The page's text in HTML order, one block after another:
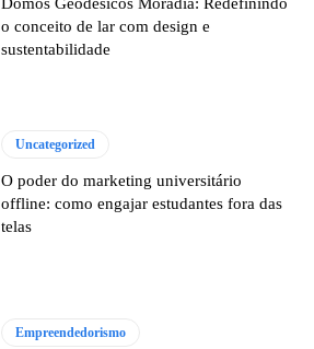
Domos Geodésicos Moradia: Redefinindo
o conceito de lar com design e
sustentabilidade
Uncategorized
O poder do marketing universitário
offline: como engajar estudantes fora das
telas
Empreendedorismo